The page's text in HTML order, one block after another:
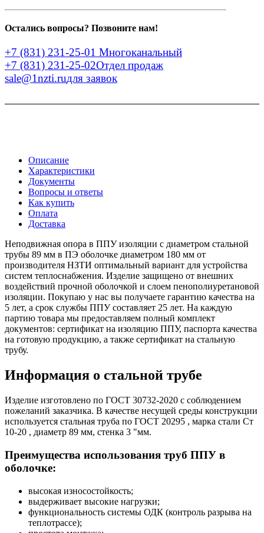
Остались вопросы? Позвоните нам!
+7 (831) 231-25-01 Многоканальный
+7 (831) 231-25-02Отдел продаж
sale@1nzti.ruдля заявок
Описание
Характеристики
Документы
Вопросы и ответы
Как купить
Оплата
Доставка
Неподвижная опора в ППУ изоляции с диаметром стальной
трубы 89 мм в ПЭ оболочке диаметром 180 мм от
производителя НЗТИ оптимальный вариант для устройства
систем теплоснабжения. Изделие защищено от внешних
воздействий прочной оболочкой и слоем пенополиуретановой
изоляции. Покупаю у нас вы получаете гарантию качества на
5 лет, а срок службы ППУ составляет 25 лет. На каждую
партию товара мы предоставляем полный комплект
документов: сертификат на изоляцию ППУ, паспорта качества
на готовую продукцию, а также сертификат на стальную
трубу.
Информация о стальной трубе
Изделие изготовлено по ГОСТ 30732-2020 с соблюдением
пожеланий заказчика. В качестве несущей среды конструкции
используется стальная труба по ГОСТ 20295 , марка стали Ст
10-20 , диаметр 89 мм, стенка 3 "мм.
Преимущества использования труб ППУ в
оболочке:
высокая износостойкость;
выдерживает высокие нагрузки;
функциональность системы ОДК (контроль разрыва на
теплотрассе);